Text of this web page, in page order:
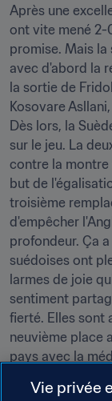
Après une
ont vite mené 2-
promise. Mais
avec d'abord la
la sortie de
Kosovare
Dès lors, la
sur le jeu. La
contre la
but de
troisième
d'empêcher
profondeur. Ça
suédoises ont
larmes de joie
sentiment
fierté. Elles sont
neuvième place
pays avec la
Vie privée